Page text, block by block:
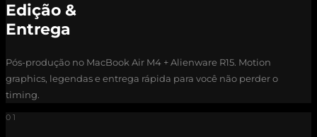
Edição &
Entrega
Pós-produção no MacBook Air M4 + Alienware R15. Motion
graphics, legendas e entrega rápida para você não perder o
timing.
01